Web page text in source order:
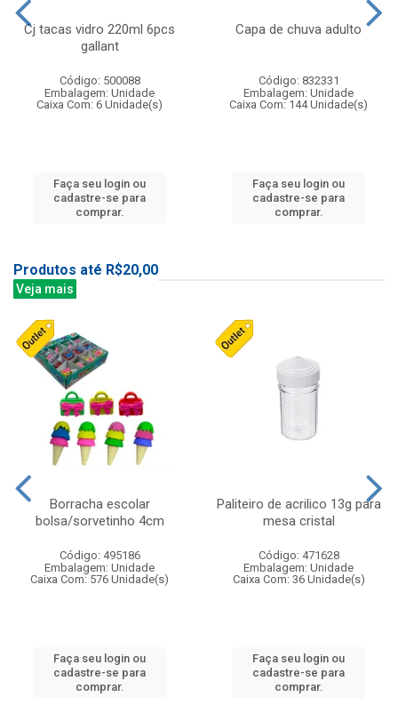
Cj tacas vidro 220ml 6pcs
gallant
Código: 500088
Embalagem: Unidade
Caixa Com: 6 Unidade(s)
Faça seu login ou
cadastre-se para
comprar.
Capa de chuva adulto
Código: 832331
Embalagem: Unidade
Caixa Com: 144 Unidade(s)
Faça seu login ou
cadastre-se para
comprar.
Produtos até R$20,00
Veja mais
Borracha escolar
bolsa/sorvetinho 4cm
Código: 495186
Embalagem: Unidade
Caixa Com: 576 Unidade(s)
Faça seu login ou
cadastre-se para
comprar.
Paliteiro de acrilico 13g para
mesa cristal
Código: 471628
Embalagem: Unidade
Caixa Com: 36 Unidade(s)
Faça seu login ou
cadastre-se para
comprar.